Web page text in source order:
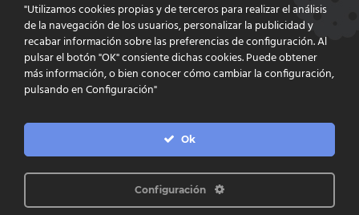
POLÍTICA DE COOKIES
CONTACTE
PROGRAMACIÓ INFOACTIVA'T
"Utilizamos cookies propias y de terceros para realizar el análisis
de la navegación de los usuarios, personalizar la publicidad y
recabar información sobre las preferencias de configuración. Al
pulsar el botón "OK" consiente dichas cookies. Puede obtener
más información, o bien conocer cómo cambiar la configuración,
pulsando en Configuración"
Ok
Configuración